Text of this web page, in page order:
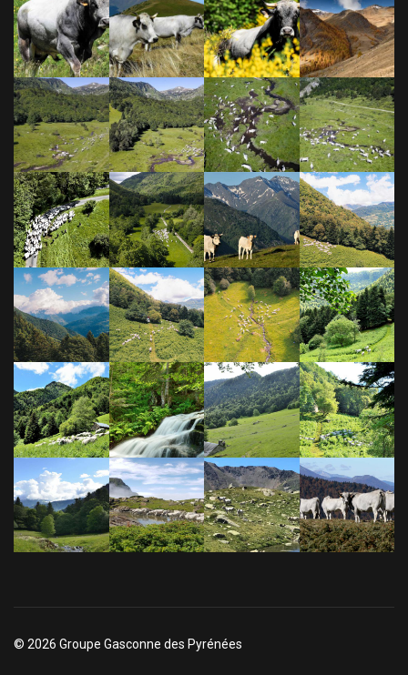
© 2026 Groupe Gasconne des Pyrénées